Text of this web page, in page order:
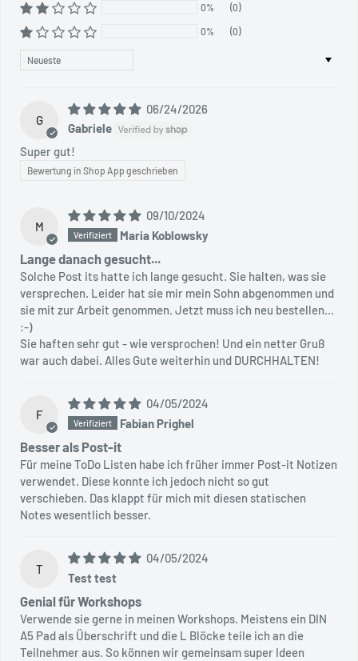
0% (0)
0% (0)
Sort by
G
06/24/2026
Gabriele
Super gut!
Bewertung in Shop App geschrieben
M
09/10/2024
Maria Koblowsky
Lange danach gesucht...
Solche Post its hatte ich lange gesucht. Sie halten, was sie
versprechen. Leider hat sie mir mein Sohn abgenommen und
sie mit zur Arbeit genommen. Jetzt muss ich neu bestellen...
:-)
Sie haften sehr gut - wie versprochen! Und ein netter Gruß
war auch dabei. Alles Gute weiterhin und DURCHHALTEN!
F
04/05/2024
Fabian Prighel
Besser als Post-it
Für meine ToDo Listen habe ich früher immer Post-it Notizen
verwendet. Diese konnte ich jedoch nicht so gut
verschieben. Das klappt für mich mit diesen statischen
Notes wesentlich besser.
T
04/05/2024
Test test
Genial für Workshops
Verwende sie gerne in meinen Workshops. Meistens ein DIN
A5 Pad als Überschrift und die L Blöcke teile ich an die
Teilnehmer aus. So können wir gemeinsam super Ideen